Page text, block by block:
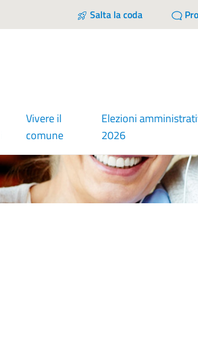
Salta la coda
Vivere il
comune
Elezioni
2026